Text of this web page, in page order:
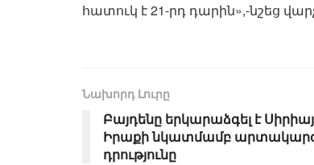
հատուկ է 21-րդ դարին»,-նշեց
Նախորդ Լուրը
Բայդենը երկարաձգել է
Իրաքի նկատմամբ
դրությունը